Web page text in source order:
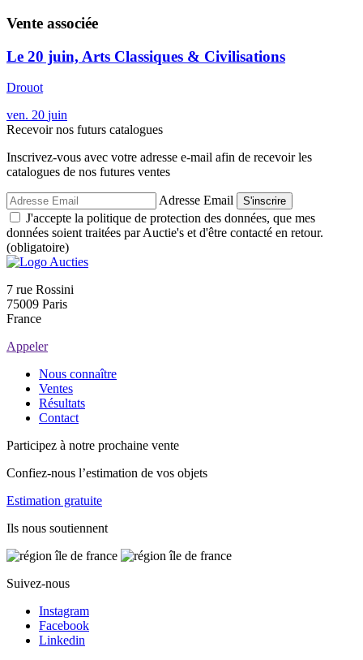
Vente associée
Le 20 juin, Arts Classiques & Civilisations
Drouot
ven. 20 juin
Recevoir nos futurs catalogues
Inscrivez-vous avec votre adresse e-mail afin de recevoir les
catalogues de nos futures ventes
Adresse Email S'inscrire
J'accepte la politique de protection des données, que mes
données soient traitées par Auctie's et d'être contacté en retour.
(obligatoire)
7 rue Rossini
75009 Paris
France
Appeler
Nous connaître
Ventes
Résultats
Contact
Participez à notre prochaine vente
Confiez-nous l’estimation de vos objets
Estimation gratuite
Ils nous soutiennent
Suivez-nous
Instagram
Facebook
Linkedin